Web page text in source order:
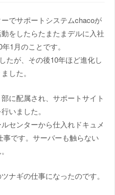
でサポートシステムchacoが
をしたらたまたまデルに入社
1月のことです。
たが、その後10年ほど進化し
した。
に配属され、サポートサイト
いました。
センターから仕入れドキュメ
です。サーバーも触らない
ナギの仕事になったのです。